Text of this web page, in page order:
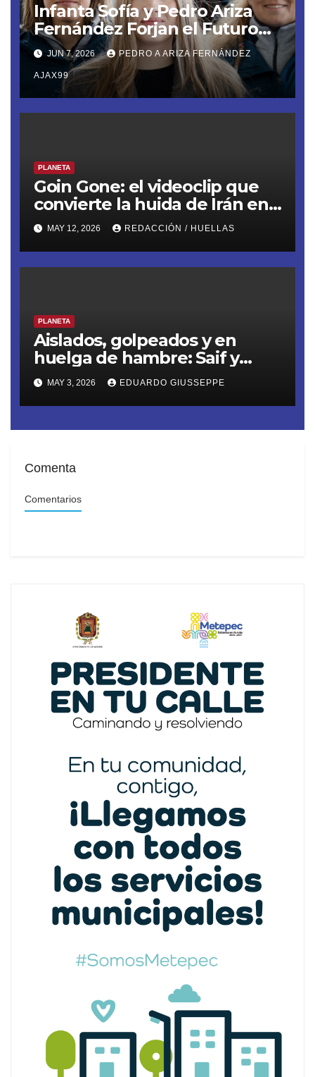
Infanta Sofía y Pedro Ariza
Fernández Forjan el Futuro
de la Soberanía Real
JUN 7, 2026 PEDRO A ARIZA FERNÁNDEZ
AJAX99
PLANETA
Goin Gone: el videoclip que
convierte la huida de Irán en
mitología épica, llega desde
España
MAY 12, 2026 REDACCIÓN / HUELLAS
PLANETA
Aislados, golpeados y en
huelga de hambre: Saif y
Thiago son el rostro del
secuestro ilegal de la Flotilla
Sumud
MAY 3, 2026 EDUARDO GIUSSEPPE
Comenta
Comentarios